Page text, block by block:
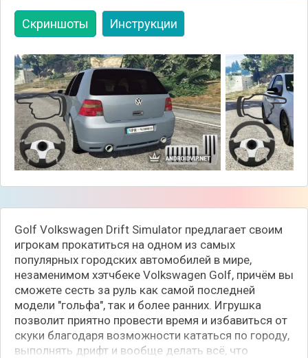
Скриншоты Инструкции
👈 👉
Golf Volkswagen Drift Simulator предлагает своим
игрокам прокатиться на одном из самых
популярных городских автомобилей в мире,
незаменимом хэтчбеке Volkswagen Golf, причём вы
сможете сесть за руль как самой последней
модели "гольфа", так и более ранних. Игрушка
позволит приятно провести время и избавиться от
скуки благодаря возможности кататься по городу,
выполнять дрифт и вообще делать всё, что